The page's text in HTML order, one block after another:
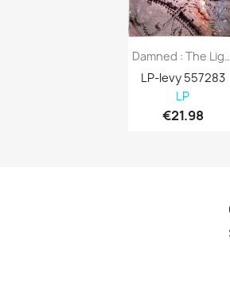
Damned : The Light At The End Of The...
LP-levy 557283
LP
€21.98